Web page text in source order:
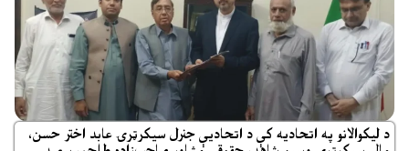
د لیکوالانو په اتحادیه کې د اتحادیې جنرل سیکرټرۍ عابد اختر حسن،